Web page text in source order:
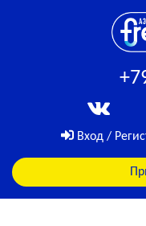
Вход /